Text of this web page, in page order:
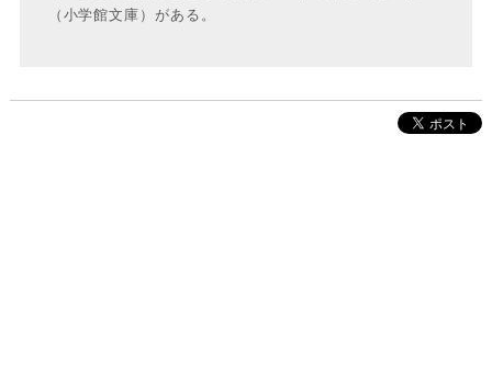
（小学館文庫）がある。